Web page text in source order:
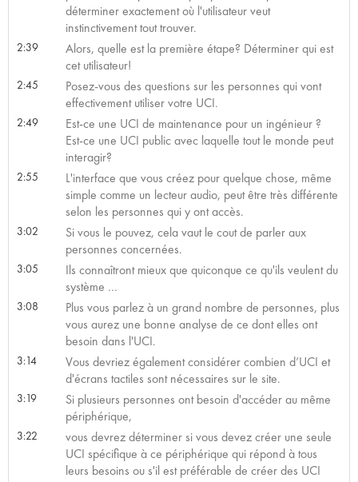
déterminer exactement où l'utilisateur veut
instinctivement tout trouver.
2:39
Alors, quelle est la première étape? Déterminer qui est
cet utilisateur!
2:45
Posez-vous des questions sur les personnes qui vont
effectivement utiliser votre UCI.
2:49
Est-ce une UCI de maintenance pour un ingénieur ?
Est-ce une UCI public avec laquelle tout le monde peut
interagir?
2:55
L'interface que vous créez pour quelque chose, même
simple comme un lecteur audio, peut être très différente
selon les personnes qui y ont accès.
3:02
Si vous le pouvez, cela vaut le cout de parler aux
personnes concernées.
3:05
Ils connaîtront mieux que quiconque ce qu'ils veulent du
système …
3:08
Plus vous parlez à un grand nombre de personnes, plus
vous aurez une bonne analyse de ce dont elles ont
besoin dans l'UCI.
3:14
Vous devriez également considérer combien d’UCI et
d'écrans tactiles sont nécessaires sur le site.
3:19
Si plusieurs personnes ont besoin d'accéder au même
périphérique,
3:22
vous devrez déterminer si vous devez créer une seule
UCI spécifique à ce périphérique qui répond à tous
leurs besoins ou s'il est préférable de créer des UCI